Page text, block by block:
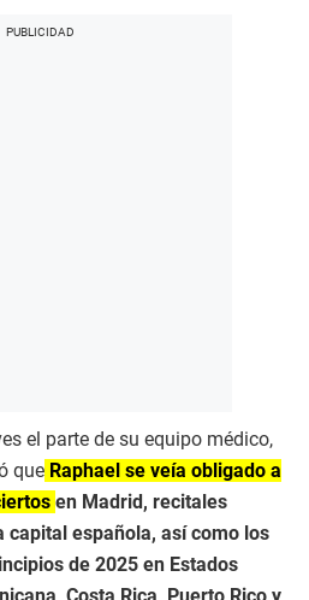
el parte de su equipo médico,
que Raphael se veía obligado a
en Madrid, recitales
capital española, así como los
de 2025 en Estados